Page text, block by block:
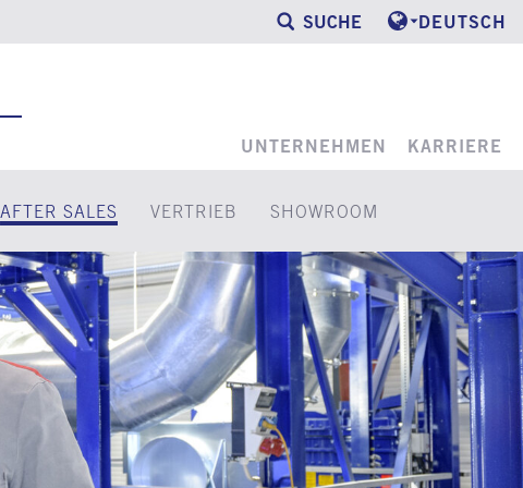
SUCHE DEUTSCH
UNTERNEHMEN KARRIERE
AFTER SALES VERTRIEB SHOWROOM